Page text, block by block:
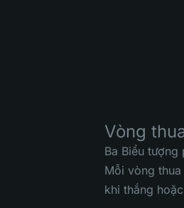
Vòng
Ba Biểu
Mỗi vòng
khi thắng